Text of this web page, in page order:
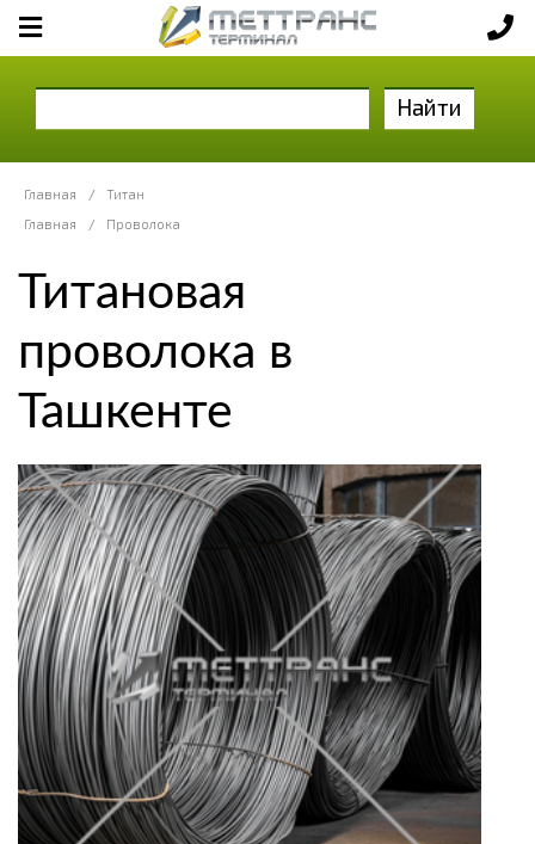
Найти
Главная /
Титан
Главная
/ Проволока
Титановая
проволока в
Ташкенте